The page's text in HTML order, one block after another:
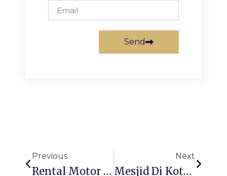
Send
Previous
Rental Motor Di Surabaya COD Di North Quay Surabaya Bisa Kok
Next
Mesjid Di Kota Surabaya Jawa Timur